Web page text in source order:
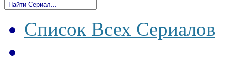
Список Всех Сериалов